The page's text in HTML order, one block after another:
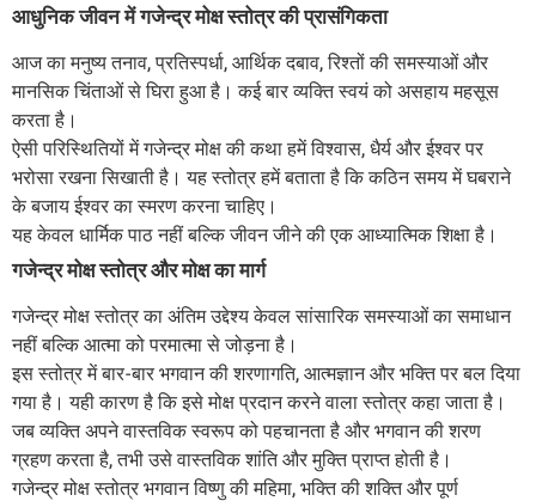
आधुनिक जीवन में गजेन्द्र मोक्ष स्तोत्र की प्रासंगिकता
आज का मनुष्य तनाव, प्रतिस्पर्धा, आर्थिक दबाव, रिश्तों की समस्याओं और
मानसिक चिंताओं से घिरा हुआ है। कई बार व्यक्ति स्वयं को असहाय महसूस
करता है।
ऐसी परिस्थितियों में गजेन्द्र मोक्ष की कथा हमें विश्वास, धैर्य और ईश्वर पर
भरोसा रखना सिखाती है। यह स्तोत्र हमें बताता है कि कठिन समय में घबराने
के बजाय ईश्वर का स्मरण करना चाहिए।
यह केवल धार्मिक पाठ नहीं बल्कि जीवन जीने की एक आध्यात्मिक शिक्षा है।
गजेन्द्र मोक्ष स्तोत्र और मोक्ष का मार्ग
गजेन्द्र मोक्ष स्तोत्र का अंतिम उद्देश्य केवल सांसारिक समस्याओं का समाधान
नहीं बल्कि आत्मा को परमात्मा से जोड़ना है।
इस स्तोत्र में बार-बार भगवान की शरणागति, आत्मज्ञान और भक्ति पर बल दिया
गया है। यही कारण है कि इसे मोक्ष प्रदान करने वाला स्तोत्र कहा जाता है।
जब व्यक्ति अपने वास्तविक स्वरूप को पहचानता है और भगवान की शरण
ग्रहण करता है, तभी उसे वास्तविक शांति और मुक्ति प्राप्त होती है।
गजेन्द्र मोक्ष स्तोत्र भगवान विष्णु की महिमा, भक्ति की शक्ति और पूर्ण